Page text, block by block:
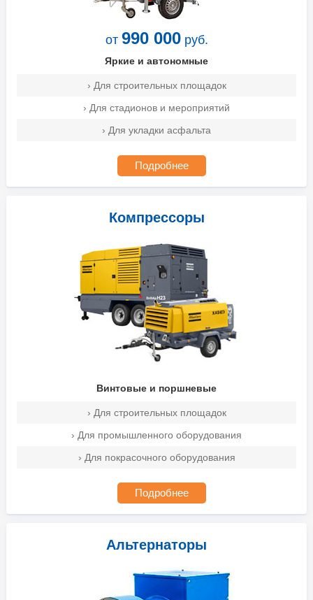
от 990 000 руб.
Яркие и автономные
› Для строительных площадок
› Для стадионов и мероприятий
› Для укладки асфальта
Подробнее
Компрессоры
Винтовые и поршневые
› Для строительных площадок
› Для промышленного оборудования
› Для покрасочного оборудования
Подробнее
Альтернаторы